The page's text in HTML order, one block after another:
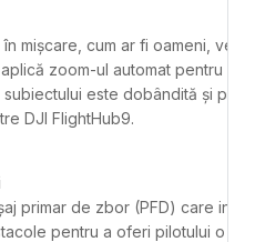
mișcare, cum ar fi oameni,
zoom-ul automat pentru
este dobândită și
DJI FlightHub9.
primar de zbor (PFD) care
pentru a oferi pilotului o